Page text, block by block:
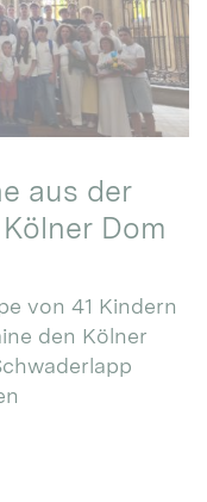
aus der
Dom
von 41 Kindern
den Kölner